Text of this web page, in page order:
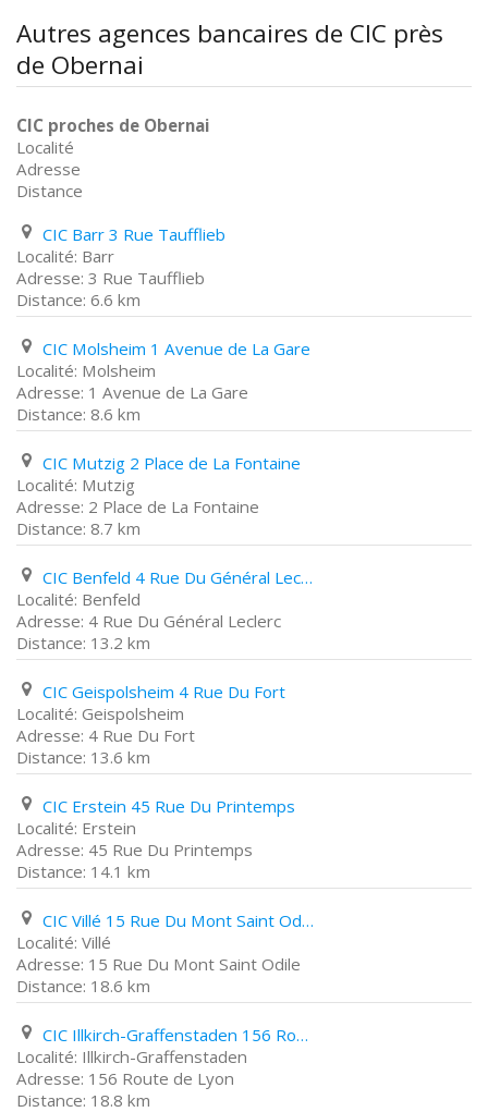
Autres agences bancaires de CIC près
de Obernai
CIC proches de Obernai
Localité
Adresse
Distance
CIC Barr 3 Rue Taufflieb
Barr
3 Rue Taufflieb
6.6 km
CIC Molsheim 1 Avenue de La Gare
Molsheim
1 Avenue de La Gare
8.6 km
CIC Mutzig 2 Place de La Fontaine
Mutzig
2 Place de La Fontaine
8.7 km
CIC Benfeld 4 Rue Du Général Leclerc
Benfeld
4 Rue Du Général Leclerc
13.2 km
CIC Geispolsheim 4 Rue Du Fort
Geispolsheim
4 Rue Du Fort
13.6 km
CIC Erstein 45 Rue Du Printemps
Erstein
45 Rue Du Printemps
14.1 km
CIC Villé 15 Rue Du Mont Saint Odile
Villé
15 Rue Du Mont Saint Odile
18.6 km
CIC Illkirch-Graffenstaden 156 Route de Lyon
Illkirch-Graffenstaden
156 Route de Lyon
18.8 km